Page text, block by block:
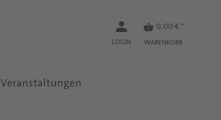
LOGIN
0,00 € *
WARENKORB
Veranstaltungen